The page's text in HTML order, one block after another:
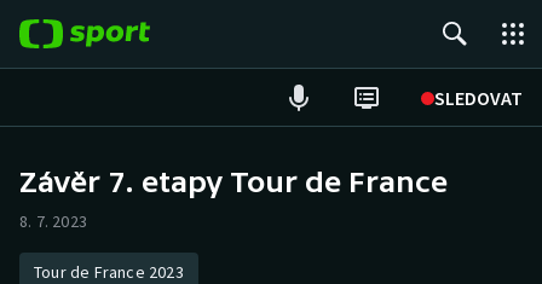
SLEDOVAT
Hokej
Tenis
Závěr 7. etapy Tour de France
8. 7. 2023
Tour de France 2023